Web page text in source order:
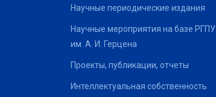
Научные периодические издания
Научные мероприятия на базе РГПУ
им. А. И. Герцена
Проекты, публикации, отчеты
Интеллектуальная собственность